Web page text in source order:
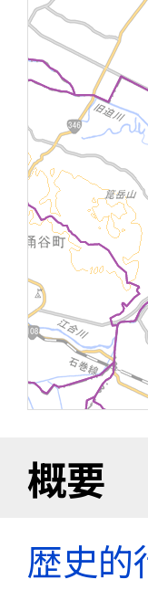
概要
歴史的